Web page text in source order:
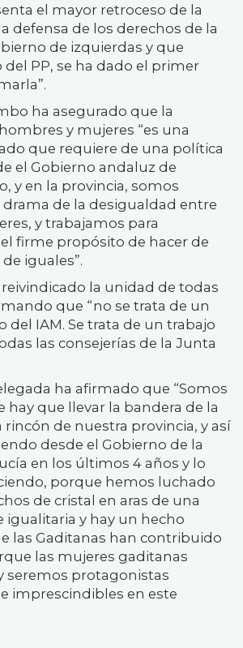
el mayor retroceso de la
defensa de los derechos de la
de izquierdas y que
del PP, se ha dado el primer
ha asegurado que la
y mujeres “es una
que requiere de una política
el Gobierno andaluz de
y en la provincia, somos
de la desigualdad entre
y trabajamos para
firme propósito de hacer de
iguales”.
la unidad de todas
que “no se trata de un
del IAM. Se trata de un trabajo
las consejerías de la Junta
ha afirmado que “Somos
hay que llevar la bandera de la
rincón de nuestra provincia, y así
desde el Gobierno de la
en los últimos 4 años y lo
porque hemos luchado
de cristal en aras de una
igualitaria y hay un hecho
las Gaditanas han contribuido
las mujeres gaditanas
seremos protagonistas
imprescindibles en este